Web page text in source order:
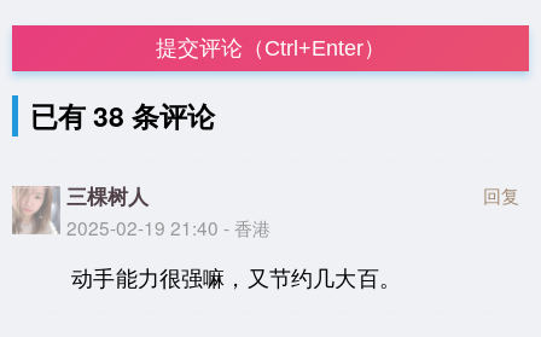
提交评论（Ctrl+Enter）
已有 38 条评论
三棵树人
2025-02-19 21:40 - 香港
回复
动手能力很强嘛，又节约几大百。